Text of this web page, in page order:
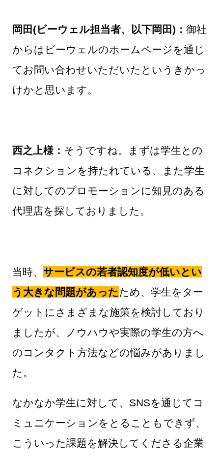
岡田(ビーウェル担当者、以下岡田)： 御社
からはビーウェルのホームページを通じ
てお問い合わせいただいたというきかっ
けかと思います。
西之上様： そうですね。まずは学生との
コネクションを持たれている、また学生
に対してのプロモーションに知見のある
代理店を探しておりました。
当時、 サービスの若者認知度が低いとい
う大きな問題があったため、学生をター
ゲットにさまざまな施策を検討しており
ましたが、ノウハウや実際の学生の方へ
のコンタクト方法などの悩みがありまし
た。
なかなか学生に対して、SNSを通じてコ
ミュニケーションをとることもできず、
こういった課題を解決してくださる企業